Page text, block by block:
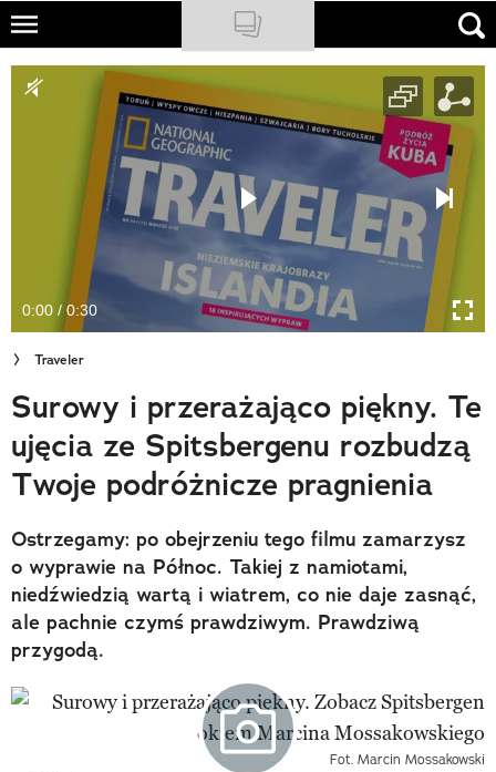
Skip
main
NATIONAL GEOGRAPHIC
TRAVELER
PODCASTY
Newsletter
Cuda Polski
Wielki Konkurs Fotograficzny
Trendbook Podróżniczy
Polecane
0:00 / 0:30
Traveler
Surowy i przerażająco piękny. Te
ujęcia ze Spitsbergenu rozbudzą
Twoje podróżnicze pragnienia
Ostrzegamy: po obejrzeniu tego filmu zamarzysz
o wyprawie na Północ. Takiej z namiotami,
niedźwiedzią wartą i wiatrem, co nie daje zasnąć,
ale pachnie czymś prawdziwym. Prawdziwą
przygodą.
Fot. Marcin Mossakowski